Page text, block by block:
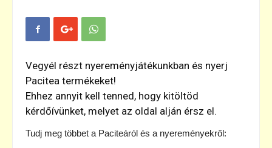
Vegyél részt nyereményjátékunkban és nyerj
Pacitea termékeket!
Ehhez annyit kell tenned, hogy kitöltöd
kérdőívünket, melyet az oldal alján érsz el.
Tudj meg többet a Paciteáról és a nyereményekről: